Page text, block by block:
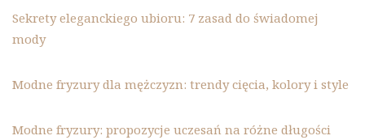
Sekrety eleganckiego ubioru: 7 zasad do świadomej
mody
Modne fryzury dla mężczyzn: trendy cięcia, kolory i style
Modne fryzury: propozycje uczesań na różne długości